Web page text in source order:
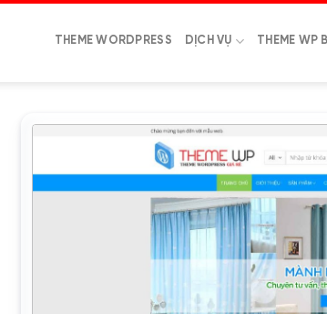
THEME WORDPRESS DỊCH VỤ THEME WP